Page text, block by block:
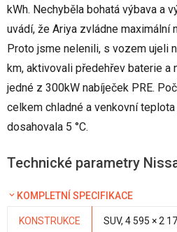
kWh. Nechyběla bohatá výbava a
uvádí, že Ariya zvládne maximální
Proto jsme nelenili, s vozem ujeli
km, aktivovali předehřev baterie a
jedné z 300kW nabíječek PRE.
celkem chladné a venkovní
dosahovala 5 °C.
Technické parametry
KOMPLETNÍ SPECIFIKACE
KONSTRUKCE SUV, 4 595 × 2